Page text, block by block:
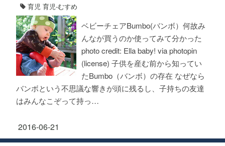
育児 育児-むすめ
ベビーチェアBumbo(バンボ）何故み
んなが買うのか使ってみて分かった
photo credit: Ella baby! via photopin
(license) 子供を産む前から知ってい
たBumbo（バンボ）の存在 なぜなら
バンボという不思議な響きが頭に残るし、子持ちの友達
はみんなこぞって持っ…
2016-06-21